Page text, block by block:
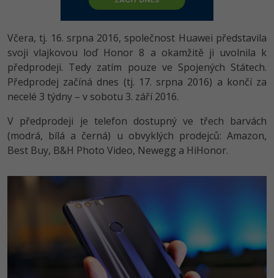
HTML5, CSS3, Bootstrap, SEO
SQL a databáze
Testování a verzování
React
ASP.NET MVC
Django
Best practices
PHP
JavaScript
Python
UML a návrhové vzory
MS-SQL
SQLite
Vývojář mobilních aplikací
Specialista na AI a bigdata
C# Game developer
Webdesigner
Tester
Systémový administrátor
3D grafik
Projektový manažer
Databázový analytik
-80%
JavaScript -80%
PHP -80%
C++ -80%
Swift -80%
Kotlin -80%
C -80%
VB.NET
SQL
Návrh SW -80%
Digitální gramotnost
Marketing -30%
WordPress
SEO -30%
UX
Business
Copywriting
MS Office -80%
Google Dokumenty
-80%
Adobe Illustrator -80%
Adobe Lightroom -30%
Adobe XD -15%
Adobe InDesign -25%
Adobe After Effects
Inkscape
Fotografování -80%
Včera, tj. 16. srpna 2016, společnost Huawei představila
svoji vlajkovou loď Honor 8 a okamžitě ji uvolnila k
předprodeji. Tedy zatím pouze ve Spojených Státech.
Předprodej začíná dnes (tj. 17. srpna 2016) a končí za
necelé 3 týdny – v sobotu 3. září 2016.
V předprodeji je telefon dostupný ve třech barvách
(modrá, bílá a černá) u obvyklých prodejců: Amazon,
Best Buy, B&H Photo Video, Newegg a HiHonor.